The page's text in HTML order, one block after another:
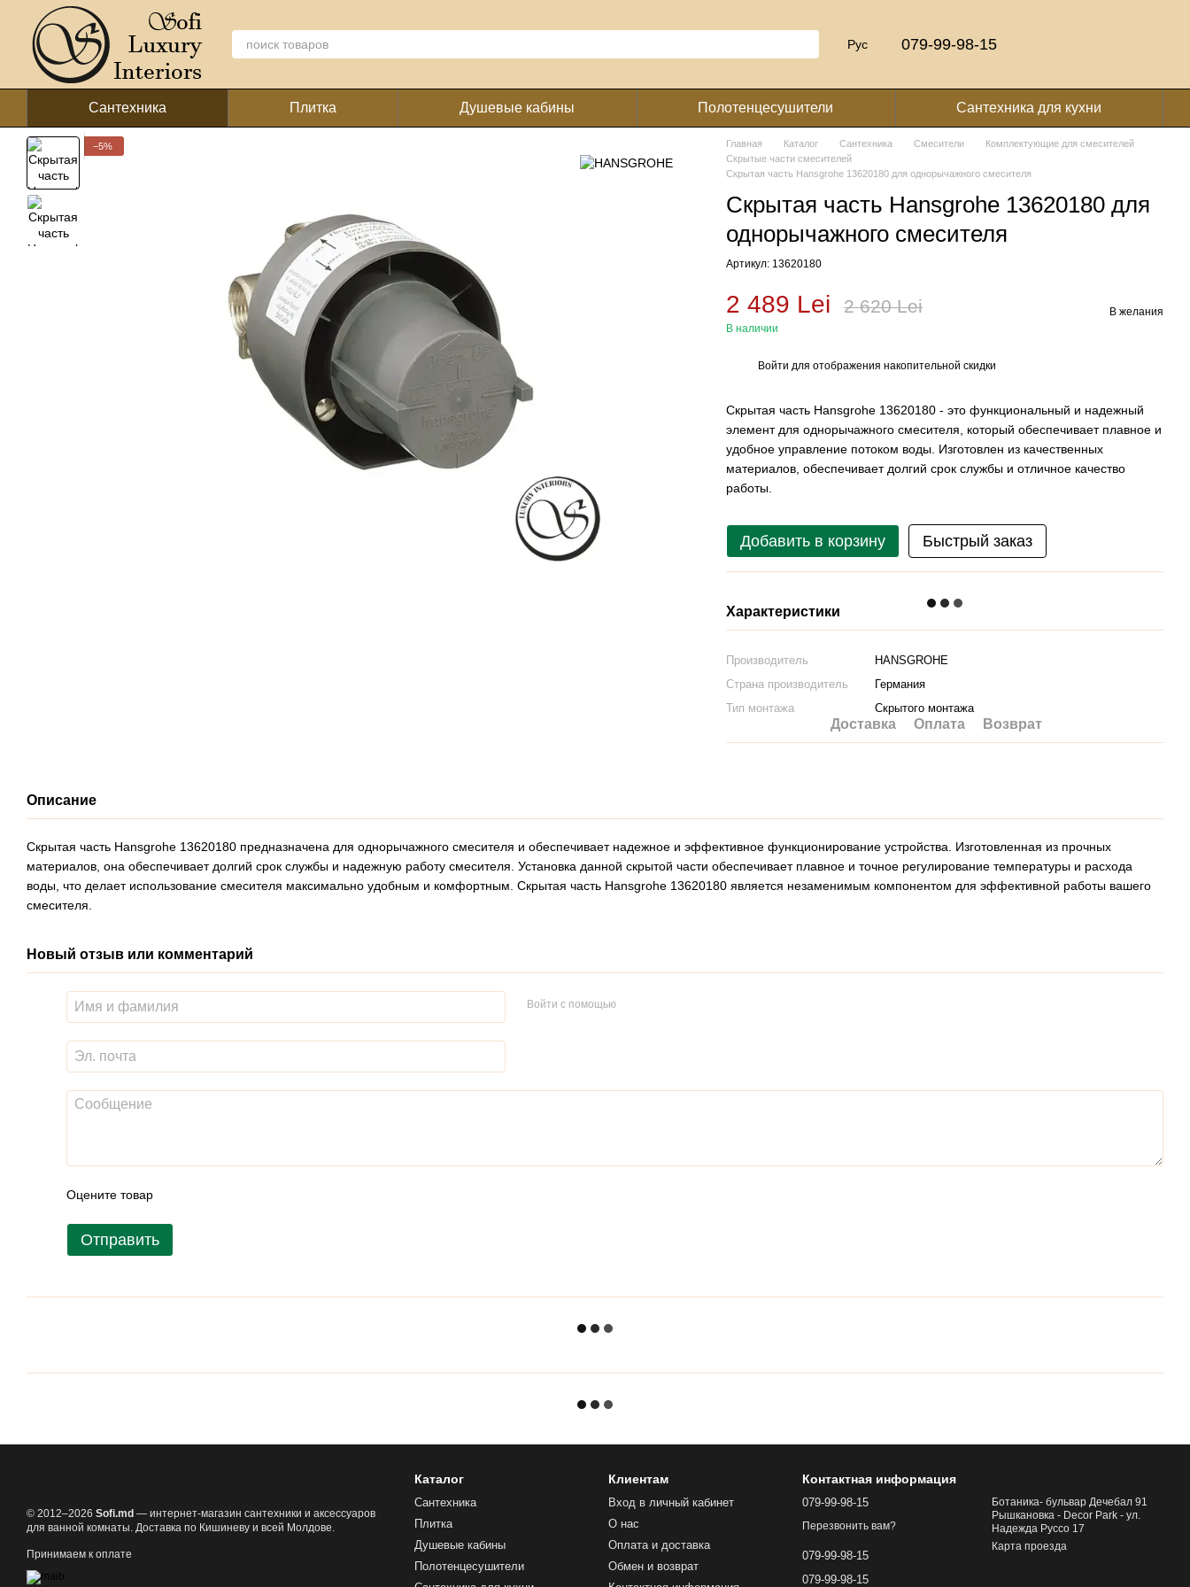
Перейти к основному контенту
Рус 079-99-98-15
Сантехника Плитка Душевые кабины Полотенцесушители Сантехника для кухни
−5% Главная Каталог Сантехника Смесители
Комплектующие для смесителей
Скрытые части смесителей
Скрытая часть Hansgrohe 13620180 для однорычажного смесителя
Скрытая часть Hansgrohe 13620180 для
однорычажного смесителя
Артикул: 13620180
2 489 Lei 2 620 Lei
В наличии
В желания
Войти для отображения накопительной скидки
Скрытая часть Hansgrohe 13620180 - это функциональный и надежный
элемент для однорычажного смесителя, который обеспечивает плавное и
удобное управление потоком воды. Изготовлен из качественных
материалов, обеспечивает долгий срок службы и отличное качество
работы.
Добавить в корзину Быстрый заказ
Характеристики
Производитель
HANSGROHE
Страна производитель
Германия
Тип монтажа
Скрытого монтажа
Доставка Оплата Возврат
Описание
Скрытая часть Hansgrohe 13620180 предназначена для однорычажного смесителя и обеспечивает надежное и эффективное функционирование устройства. Изготовленная из прочных
материалов, она обеспечивает долгий срок службы и надежную работу смесителя. Установка данной скрытой части обеспечивает плавное и точное регулирование температуры и расхода
воды, что делает использование смесителя максимально удобным и комфортным. Скрытая часть Hansgrohe 13620180 является незаменимым компонентом для эффективной работы вашего
смесителя.
Новый отзыв или комментарий
Войти с помощью
Оцените товар
Отправить
© 2012–2026 Sofi.md — интернет-магазин сантехники и аксессуаров
для ванной комнаты. Доставка по Кишиневу и всей Молдове.
Принимаем к оплате
Каталог
Сантехника
Плитка
Душевые кабины
Полотенцесушители
Клиентам
Вход в личный кабинет
О нас
Оплата и доставка
Обмен и возврат
Контактная информация
079-99-98-15
Перезвонить вам?
079-99-98-15
079-99-98-15
Ботаника- бульвар Дечебал 91
Рышкановка - Decor Park - ул.
Надежда Руссо 17
Карта проезда